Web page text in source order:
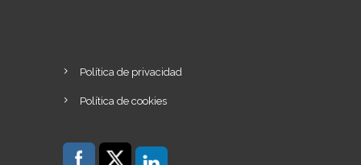
Política de privacidad
Política de cookies